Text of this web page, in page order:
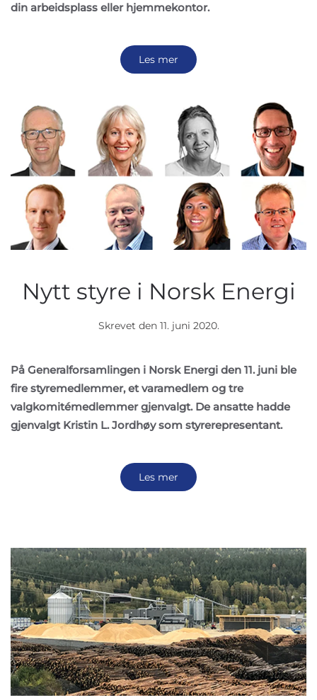
din arbeidsplass eller hjemmekontor.
Les mer
Nytt styre i Norsk Energi
Skrevet den 11. juni 2020.
På Generalforsamlingen i Norsk Energi den 11. juni ble
fire styremedlemmer, et varamedlem og tre
valgkomitémedlemmer gjenvalgt. De ansatte hadde
gjenvalgt Kristin L. Jordhøy som styrerepresentant.
Les mer